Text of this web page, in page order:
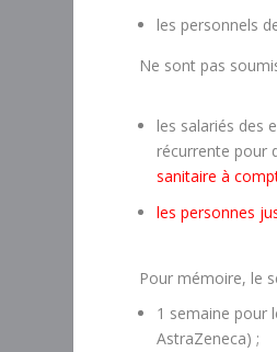
les personnels
Ne sont pas
les salariés des
récurrente pour
sanitaire à
les personnes
Pour mémoire, le
1 semaine pour
AstraZeneca) ;